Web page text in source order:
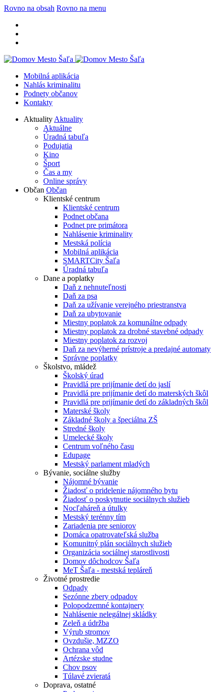
Rovno na obsah Rovno na menu
Mobilná aplikácia
Nahlás kriminalitu
Podnety občanov
Kontakty
Aktuality Aktuality
Aktuálne
Úradná tabuľa
Podujatia
Kino
Šport
Čas a my
Online správy
Občan Občan
Klientské centrum
Klientské centrum
Podnet občana
Podnet pre primátora
Nahlásenie kriminality
Mestská polícia
Mobilná aplikácia
SMARTCity Šaľa
Úradná tabuľa
Dane a poplatky
Daň z nehnuteľnosti
Daň za psa
Daň za užívanie verejného priestranstva
Daň za ubytovanie
Miestny poplatok za komunálne odpady
Miestny poplatok za drobné stavebné odpady
Miestny poplatok za rozvoj
Daň za nevýherné prístroje a predajné automaty
Správne poplatky
Školstvo, mládež
Školský úrad
Pravidlá pre prijímanie detí do jaslí
Pravidlá pre prijímanie detí do materských škôl
Pravidlá pre prijímanie detí do základných škôl
Materské školy
Základné školy a špeciálna ZŠ
Stredné školy
Umelecké školy
Centrum voľného času
Edupage
Mestský parlament mladých
Bývanie, sociálne služby
Nájomné bývanie
Žiadosť o pridelenie nájomného bytu
Žiadosť o poskytnutie sociálnych služieb
Nocľaháreň a útulky
Mestský terénny tím
Zariadenia pre seniorov
Domáca opatrovateľská služba
Komunitný plán sociálnych služieb
Organizácia sociálnej starostlivosti
Domov dôchodcov Šaľa
MeT Šaľa - mestská tepláreň
Životné prostredie
Odpady
Sezónne zbery odpadov
Polopodzemné kontajnery
Nahlásenie nelegálnej skládky
Zeleň a údržba
Výrub stromov
Ovzdušie, MZZO
Ochrana vôd
Artézske studne
Chov psov
Túlavé zvieratá
Doprava, ostatné